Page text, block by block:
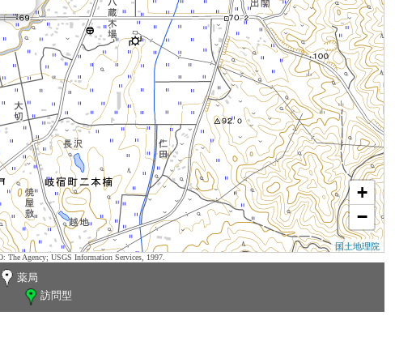
+
−
国土地理院
The Agency; USGS Information Services, 1997.
薬局
訪問型